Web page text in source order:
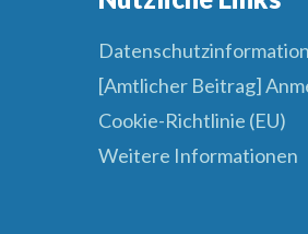
Datenschutzinformation
[Amtlicher Beitrag]
Cookie-Richtlinie (EU)
Weitere Informationen